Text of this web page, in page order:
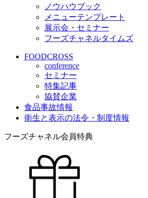
ノウハウブック
メニューテンプレート
展示会・セミナー
フーズチャネルタイムズ
FOODCROSS
conference
セミナー
特集記事
協賛企業
食品事故情報
衛生と表示の法令・制度情報
フーズチャネル会員特典